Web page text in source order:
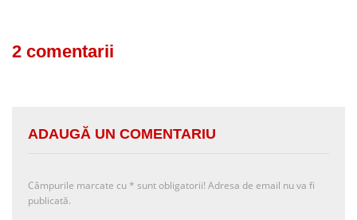
2 comentarii
ADAUGĂ UN COMENTARIU
Câmpurile marcate cu * sunt obligatorii! Adresa de email nu va fi
publicată.